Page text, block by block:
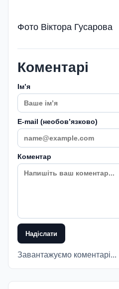
Фото Віктора Гусарова
Коментарі
Імʼя
E-mail (необовʼязково)
Коментар
Надіслати
Завантажуємо коментарі...